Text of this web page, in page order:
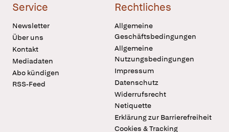
Service
Newsletter
Über uns
Kontakt
Mediadaten
Abo kündigen
RSS-Feed
Rechtliches
Allgemeine
Geschäftsbedingungen
Allgemeine
Nutzungsbedingungen
Impressum
Datenschutz
Widerrufsrecht
Netiquette
Erklärung zur Barrierefreiheit
Cookies & Tracking